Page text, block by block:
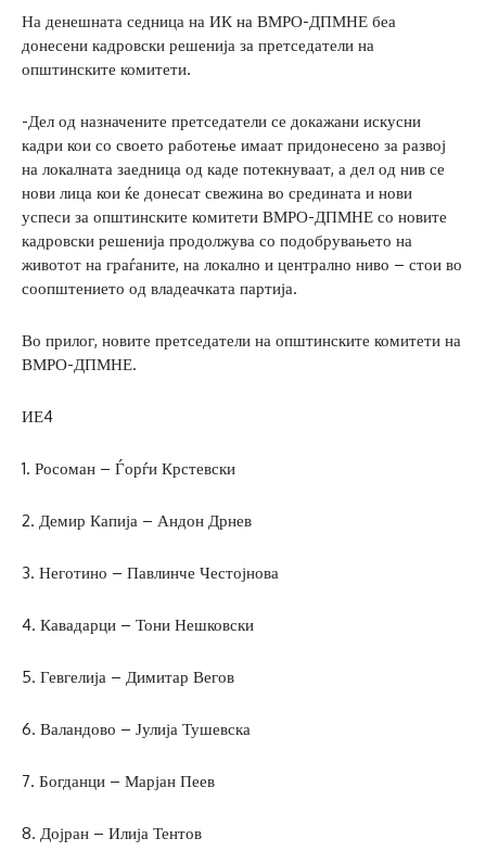
На денешната седница на ИК на ВМРО-ДПМНЕ беа
донесени кадровски решенија за претседатели на
општинските комитети.
-Дел од назначените претседатели се докажани искусни
кадри кои со своето работење имаат придонесено за развој
на локалната заедница од каде потекнуваат, а дел од нив се
нови лица кои ќе донесат свежина во средината и нови
успеси за општинските комитети ВМРО-ДПМНЕ со новите
кадровски решенија продолжува со подобрувањето на
животот на граѓаните, на локално и централно ниво – стои во
соопштението од владеачката партија.
Во прилог, новите претседатели на општинските комитети на
ВМРО-ДПМНЕ.
ИЕ4
1. Росоман – Ѓорѓи Крстевски
2. Демир Капија – Андон Дрнев
3. Неготино – Павлинче Честојнова
4. Кавадарци – Тони Нешковски
5. Гевгелија – Димитар Вегов
6. Валандово – Јулија Тушевска
7. Богданци – Марјан Пеев
8. Дојран – Илија Тентов